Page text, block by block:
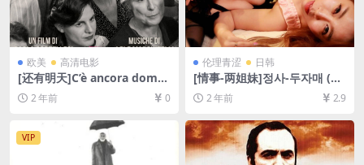
欧美 高清电影
[还有明天]C’è ancora doma
ni (2023)[百度网盘+夸克网盘
1080P超清未删减资源][网盘
在线播放/下载][MP4/4.3GB]
[中英字幕]
2 年前 0
伦理青涩 日韩
[情事-两姐妹]정사-두자매 (20
17)[百度网盘+夸克网盘1080P
超清未删减资源][网盘下载][M
P4/4.2GB][韩语中字]【手机/
平板无法在线播放，请使用电
脑下载防和谐压缩包（含解压
密码）】
2 年前 2.9
VIP